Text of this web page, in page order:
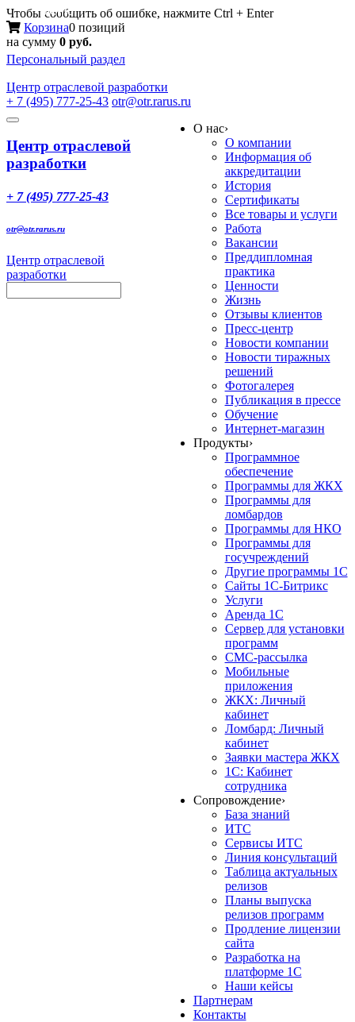
Чтобы сообщить об ошибке, нажмите Ctrl + Enter
Корзина0 позиций
на сумму 0 руб.
Персональный раздел
Центр отраслевой разработки
+ 7 (495) 777-25-43 otr@otr.rarus.ru
Toggle
Меню
Центр отраслевой
разработки
+ 7 (495) 777-25-43
otr@otr.rarus.ru
Центр отраслевой
разработки
О нас›
О компании
Информация об
аккредитации
История
Сертификаты
Все товары и услуги
Работа
Вакансии
Преддипломная
практика
Ценности
Жизнь
Отзывы клиентов
Пресс-центр
Новости компании
Новости тиражных
решений
Фотогалерея
Публикация в прессе
Обучение
Интернет-магазин
Продукты›
Программное
обеспечение
Программы для ЖКХ
Программы для
ломбардов
Программы для НКО
Программы для
госучреждений
Другие программы 1С
Сайты 1С-Битрикс
Услуги
Аренда 1С
Сервер для установки
программ
СМС-рассылка
Мобильные
приложения
ЖКХ: Личный
кабинет
Ломбард: Личный
кабинет
Заявки мастера ЖКХ
1С: Кабинет
сотрудника
Сопровождение›
База знаний
ИТС
Сервисы ИТС
Линия консультаций
Таблица актуальных
релизов
Планы выпуска
релизов программ
Продление лицензии
сайта
Разработка на
платформе 1С
Наши кейсы
Партнерам
Контакты